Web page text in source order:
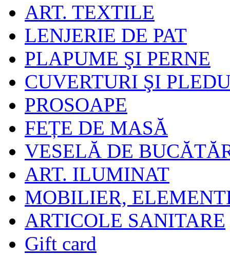
ART. TEXTILE
LENJERIE DE PAT
PLAPUME ŞI PERNE
CUVERTURI ŞI
PROSOAPE
FEȚE DE MASĂ
VESELĂ DE
ART. ILUMINAT
MOBILIER,
ARTICOLE SANITARE
Gift card